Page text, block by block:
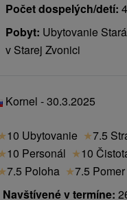
Počet dospelých/detí:
Pobyt: Ubytovanie
v Starej Zvonici
Kornel - 30.3.2025
10 Ubytovanie ★7.5
10 Personál ★10
7.5 Poloha ★7.5
Navštívené v termíne: